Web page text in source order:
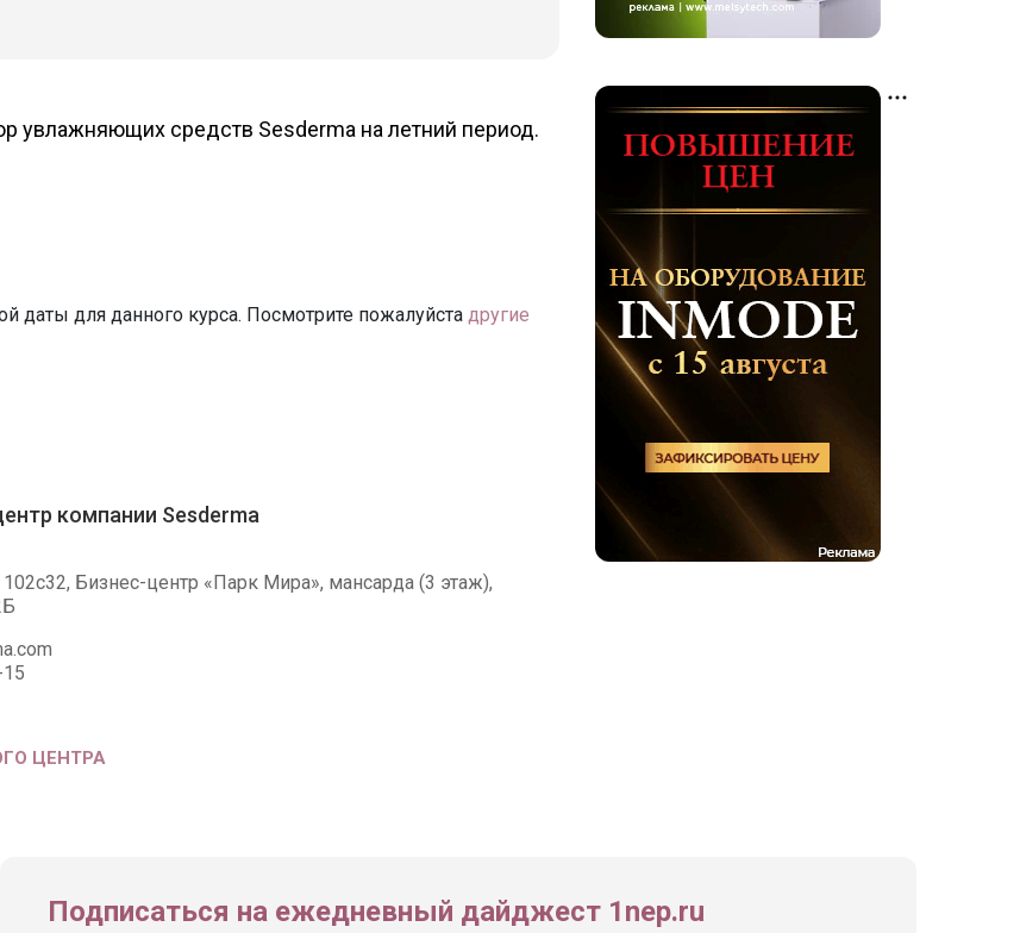
увлажняющих средств Sesderma на летний период.
даты для данного курса. Посмотрите пожалуйста другие
компании Sesderma
Бизнес-центр «Парк Мира», мансарда (3 этаж),
ЦЕНТРА
Подписаться на ежедневный дайджест 1nep.ru